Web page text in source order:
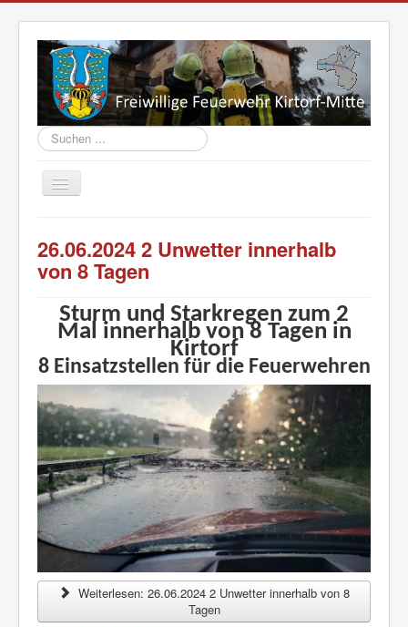
Suchen
...
Navigation
an/aus
Vorstand
Jugend
Geschichte
Mitglied werden
Übungspläne
Impressum und Datenschutz
26.06.2024 2 Unwetter innerhalb
von 8 Tagen
Sturm und Starkregen zum 2
Mal innerhalb von 8 Tagen in
Kirtorf
8 Einsatzstellen für die Feuerwehren
Weiterlesen: 26.06.2024 2 Unwetter innerhalb von 8
Tagen